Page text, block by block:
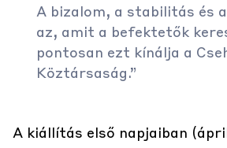
A bizalom, a stabilitás és
az, amit a befektetők
pontosan ezt kínálja a
Köztársaság.”
A kiállítás első napjaiban